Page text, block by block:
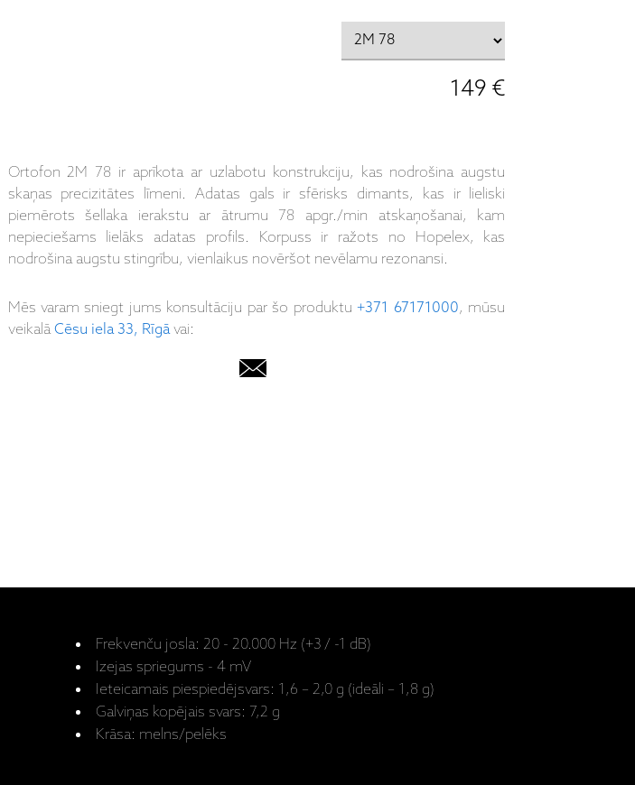
149 €
Ortofon 2M 78 ir aprīkota ar uzlabotu konstrukciju, kas nodrošina augstu
skaņas precizitātes līmeni. Adatas gals ir sfērisks dimants, kas ir lieliski
piemērots šellaka ierakstu ar ātrumu 78 apgr./min atskaņošanai, kam
nepieciešams lielāks adatas profils. Korpuss ir ražots no Hopelex, kas
nodrošina augstu stingrību, vienlaikus novēršot nevēlamu rezonansi.
Mēs varam sniegt jums konsultāciju par šo produktu+371 67171000, mūsu
veikalāCēsu iela 33, Rīgāvai:
Frekvenču josla: 20 - 20.000 Hz (+3 / -1 dB)
Izejas spriegums - 4 mV
Ieteicamais piespiedējsvars: 1,6 – 2,0 g (ideāli – 1,8 g)
Galviņas kopējais svars: 7,2 g
Krāsa: melns/pelēks